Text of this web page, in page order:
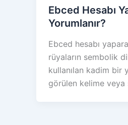
Ebced Hesabı
Yorumlanır?
Ebced hesabı
rüyaların sembolik
kullanılan kadim bir
görülen kelime